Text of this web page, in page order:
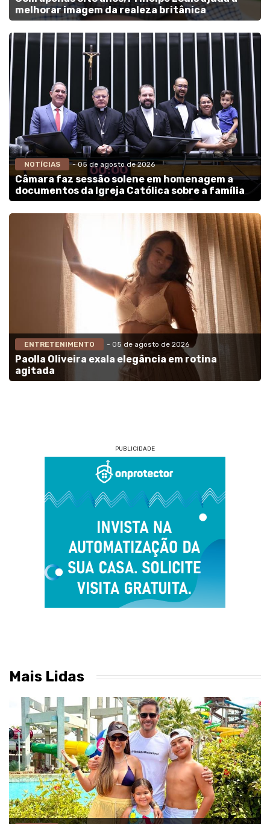
melhorar imagem da realeza britânica
NOTÍCIAS - 05 de agosto de 2026
Câmara faz sessão solene em homenagem a
documentos da Igreja Católica sobre a família
ENTRETENIMENTO - 05 de agosto de 2026
Paolla Oliveira exala elegância em rotina
agitada
PUBLICIDADE
Mais Lidas